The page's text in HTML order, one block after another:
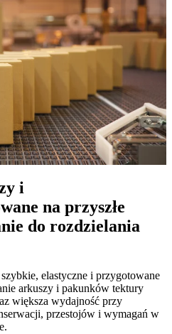
i
na przyszłe
do rozdzielania
elastyczne i przygotowane
arkuszy i pakunków tektury
większa wydajność przy
przestojów i wymagań w